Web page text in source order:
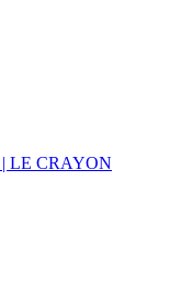
| LE CRAYON